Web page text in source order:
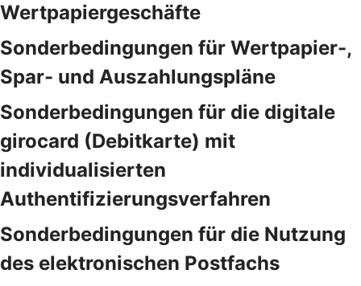
Wertpapiergeschäfte
Sonderbedingungen für Wertpapier-,
Spar- und Auszahlungspläne
Sonderbedingungen für die digitale
girocard (Debitkarte) mit
individualisierten
Authentifizierungsverfahren
Sonderbedingungen für die Nutzung
des elektronischen Postfachs